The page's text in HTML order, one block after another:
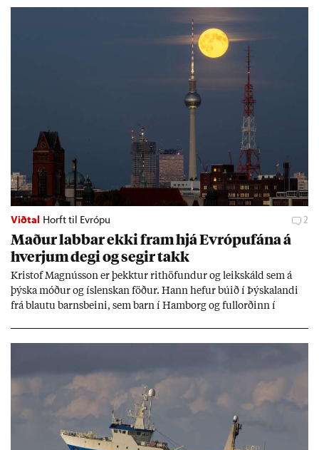
Viðtal Horft til Evrópu 2
Mað­ur labb­ar ekki fram hjá Evr­ópuf­ána á
hverj­um degi og seg­ir takk
Kri­stof Magnús­son er þekkt­ur rit­höf­und­ur og leik­skáld sem á
þýska móð­ur og ís­lensk­an föð­ur. Hann hef­ur bú­ið í Þýskalandi
frá blautu barns­beini, sem barn í Ham­borg og full­orð­inn í